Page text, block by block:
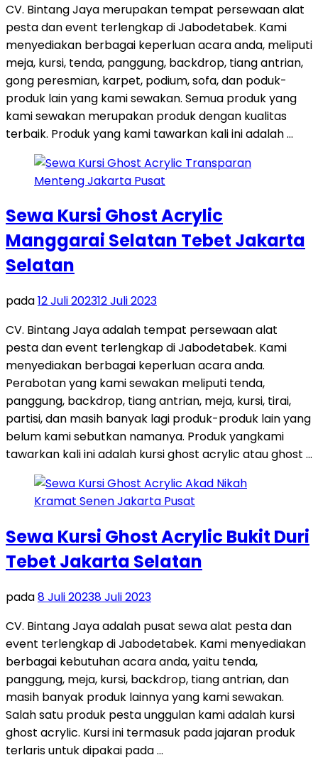
CV. Bintang Jaya merupakan tempat persewaan alat
pesta dan event terlengkap di Jabodetabek. Kami
menyediakan berbagai keperluan acara anda, meliputi
meja, kursi, tenda, panggung, backdrop, tiang antrian,
gong peresmian, karpet, podium, sofa, dan poduk-
produk lain yang kami sewakan. Semua produk yang
kami sewakan merupakan produk dengan kualitas
terbaik. Produk yang kami tawarkan kali ini adalah …
Sewa Kursi Ghost Acrylic
Manggarai Selatan Tebet Jakarta
Selatan
pada12 Juli 202312 Juli 2023
CV. Bintang Jaya adalah tempat persewaan alat
pesta dan event terlengkap di Jabodetabek. Kami
menyediakan berbagai keperluan acara anda.
Perabotan yang kami sewakan meliputi tenda,
panggung, backdrop, tiang antrian, meja, kursi, tirai,
partisi, dan masih banyak lagi produk-produk lain yang
belum kami sebutkan namanya. Produk yangkami
tawarkan kali ini adalah kursi ghost acrylic atau ghost …
Sewa Kursi Ghost Acrylic Bukit Duri
Tebet Jakarta Selatan
pada8 Juli 20238 Juli 2023
CV. Bintang Jaya adalah pusat sewa alat pesta dan
event terlengkap di Jabodetabek. Kami menyediakan
berbagai kebutuhan acara anda, yaitu tenda,
panggung, meja, kursi, backdrop, tiang antrian, dan
masih banyak produk lainnya yang kami sewakan.
Salah satu produk pesta unggulan kami adalah kursi
ghost acrylic. Kursi ini termasuk pada jajaran produk
terlaris untuk dipakai pada …